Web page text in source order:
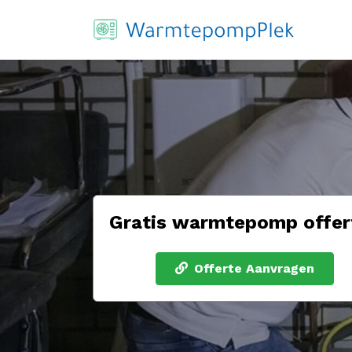
Gratis warmtepomp
Offerte Aanvragen